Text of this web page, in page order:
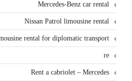
Mercedes-Benz car rental
Nissan Patrol limousine rental
rental for diplomatic transport
re
Rent a cabriolet – Mercedes